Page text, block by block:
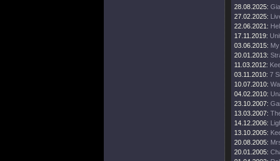
28.08.2025:
27.02.2025:
22.06.2021:
17.11.2019:
03.06.2015:
20.01.2013:
11.03.2012:
03.11.2010: 7
10.07.2010:
04.02.2010:
23.10.2007:
13.03.2007:
14.12.2006:
13.10.2005:
20.08.2005:
20.01.2005: